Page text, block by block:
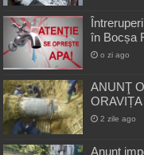
în Bocșa
o zi ago
ANUNŢ
2 zile ago
Anunț